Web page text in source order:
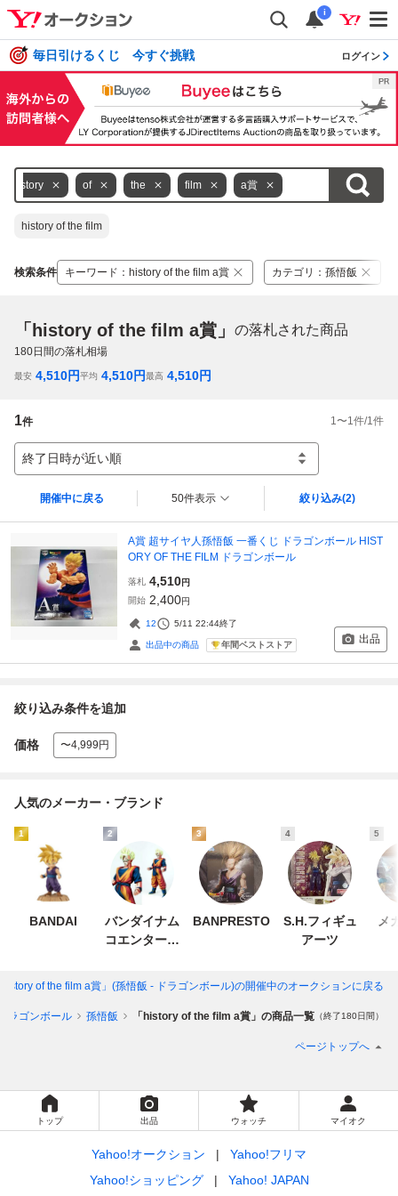
i
毎日引けるくじ 今すぐ挑戦 ログイン
history of the film a賞
history of the film
検索条件 キーワード ： history of the film a賞 カテゴリ ： 孫悟飯
「history of the film a賞」 の落札された商品
180日間の落札相場
最安 4,510円平均 4,510円最高 4,510円
1件 1 〜1 件/1 件
終了日時が近い順
開催中に戻る 50件表示 絞り込み(2)
A賞 超サイヤ人孫悟飯 一番くじ ドラゴンボール HIST
ORY OF THE FILM ドラゴンボール
落札 4,510円
開始 2,400円
12 5/11 22:44終了
出品中の商品 年間ベストストア 出品
絞り込み条件を追加
価格 〜4,999円
人気のメーカー・ブランド
1
BANDAI
2
バンダイナム
コエンターテ
3
BANPRESTO
4
S.H.フィギュ
アーツ
5
メ
of the film a賞」(孫悟飯 - ドラゴンボール)の開催中のオークションに戻る
ラゴンボール 孫悟飯 「history of the film a賞」の商品一覧 （終了180日間）
ページトップへ
トップ 出品 ウォッチ マイオク
Yahoo!オークション
Yahoo!フリマ
Yahoo!ショッピング
Yahoo! JAPAN